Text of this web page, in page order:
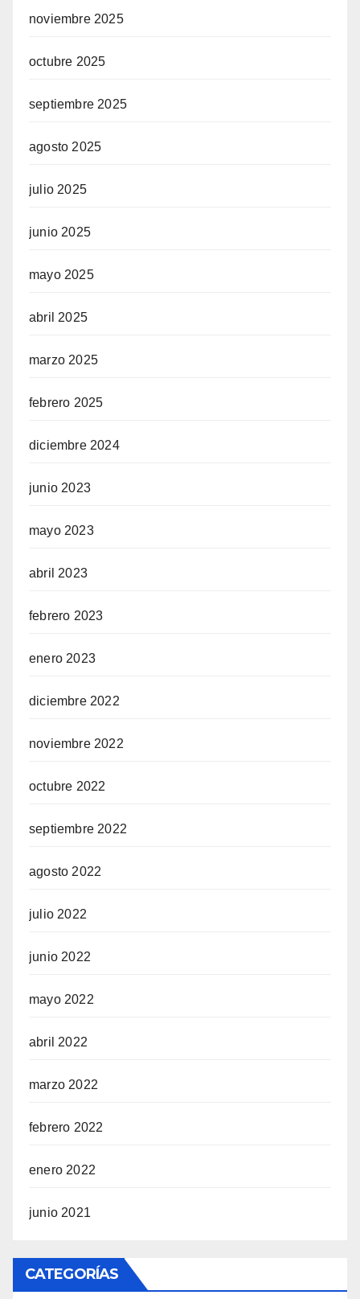
noviembre 2025
octubre 2025
septiembre 2025
agosto 2025
julio 2025
junio 2025
mayo 2025
abril 2025
marzo 2025
febrero 2025
diciembre 2024
junio 2023
mayo 2023
abril 2023
febrero 2023
enero 2023
diciembre 2022
noviembre 2022
octubre 2022
septiembre 2022
agosto 2022
julio 2022
junio 2022
mayo 2022
abril 2022
marzo 2022
febrero 2022
enero 2022
junio 2021
CATEGORÍAS